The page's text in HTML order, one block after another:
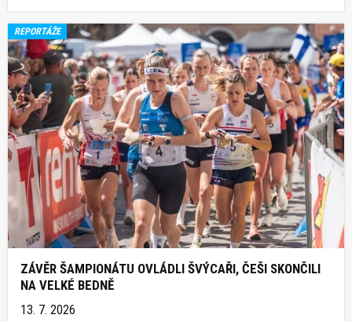
REPORTÁŽE
ZÁVĚR ŠAMPIONÁTU OVLÁDLI ŠVÝCAŘI, ČEŠI SKONČILI
NA VELKÉ BEDNĚ
13. 7. 2026